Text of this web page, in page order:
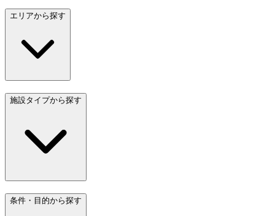
エリアから探す
施設タイプから探す
条件・目的から探す